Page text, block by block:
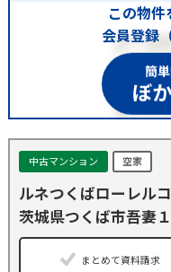
この物
会員登録
簡
ぼ
中古マンション 空家
ルネつくばローレル
茨城県つくば市吾妻
まとめて資料請求